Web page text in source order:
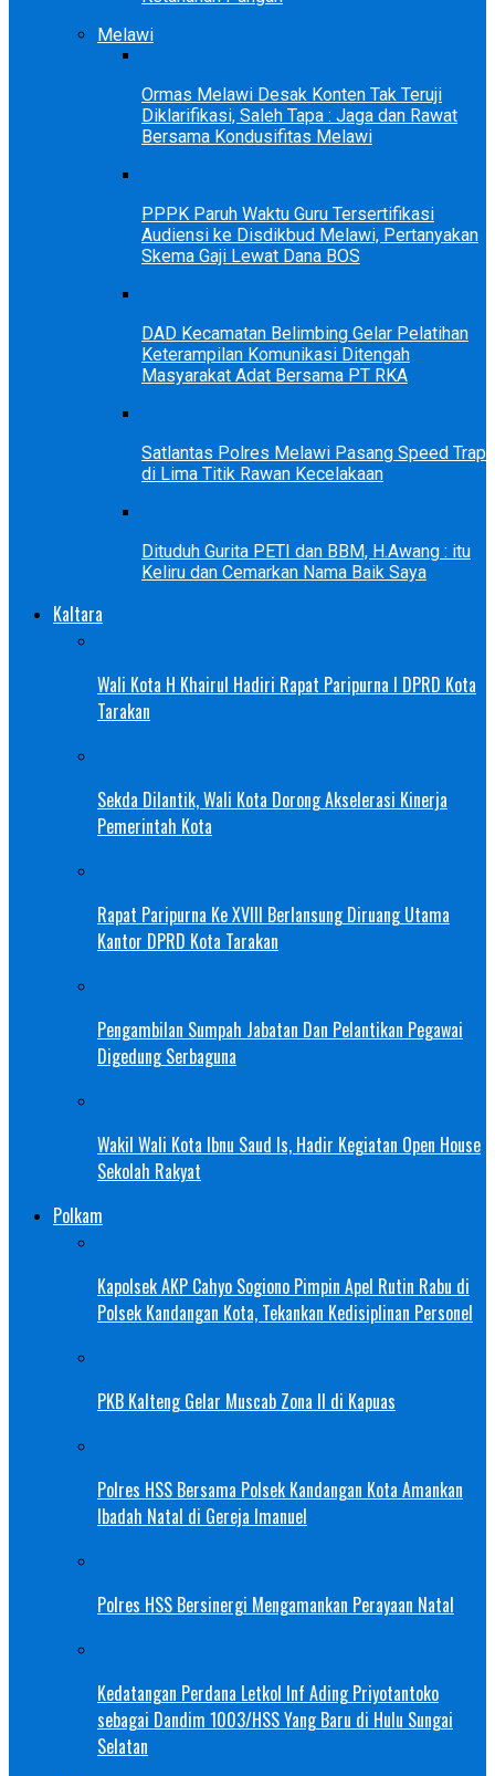
Melawi
Ormas Melawi Desak Konten Tak Teruji
Diklarifikasi, Saleh Tapa : Jaga dan Rawat
Bersama Kondusifitas Melawi
PPPK Paruh Waktu Guru Tersertifikasi
Audiensi ke Disdikbud Melawi, Pertanyakan
Skema Gaji Lewat Dana BOS
DAD Kecamatan Belimbing Gelar Pelatihan
Keterampilan Komunikasi Ditengah
Masyarakat Adat Bersama PT RKA
Satlantas Polres Melawi Pasang Speed Trap
di Lima Titik Rawan Kecelakaan
Dituduh Gurita PETI dan BBM, H.Awang : itu
Keliru dan Cemarkan Nama Baik Saya
Kaltara
Wali Kota H Khairul Hadiri Rapat Paripurna I DPRD Kota
Tarakan
Sekda Dilantik, Wali Kota Dorong Akselerasi Kinerja
Pemerintah Kota
Rapat Paripurna Ke XVIII Berlansung Diruang Utama
Kantor DPRD Kota Tarakan
Pengambilan Sumpah Jabatan Dan Pelantikan Pegawai
Digedung Serbaguna
Wakil Wali Kota Ibnu Saud Is, Hadir Kegiatan Open House
Sekolah Rakyat
Polkam
Kapolsek AKP Cahyo Sogiono Pimpin Apel Rutin Rabu di
Polsek Kandangan Kota, Tekankan Kedisiplinan Personel
PKB Kalteng Gelar Muscab Zona II di Kapuas
Polres HSS Bersama Polsek Kandangan Kota Amankan
Ibadah Natal di Gereja Imanuel
Polres HSS Bersinergi Mengamankan Perayaan Natal
Kedatangan Perdana Letkol Inf Ading Priyotantoko
sebagai Dandim 1003/HSS Yang Baru di Hulu Sungai
Selatan